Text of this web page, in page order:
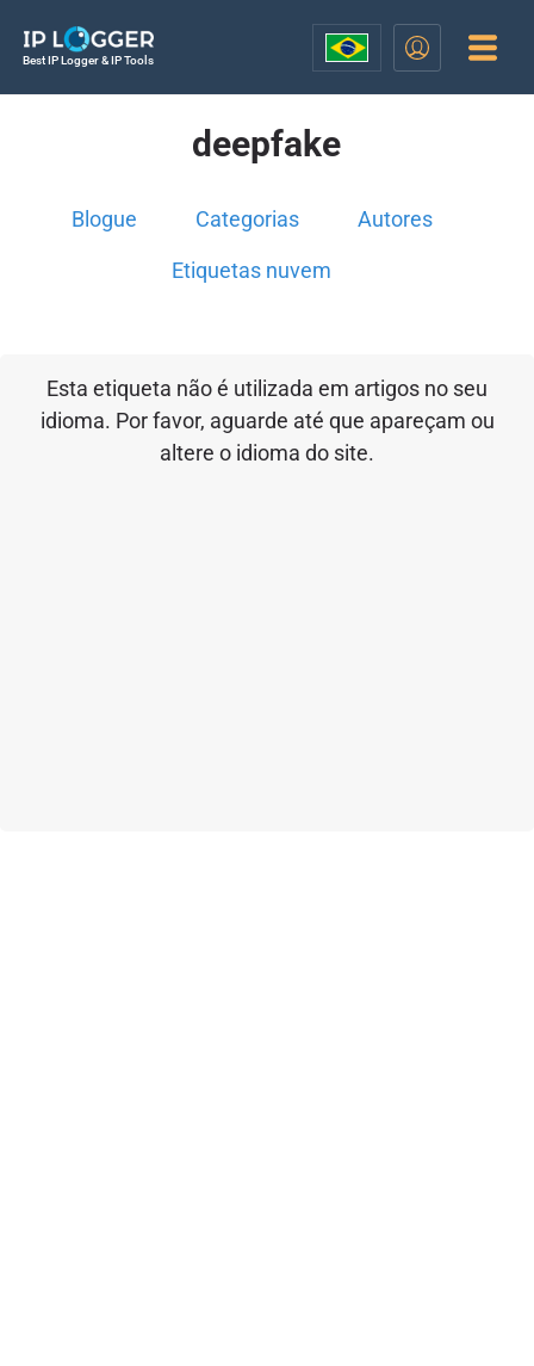
Best IP Logger & IP Tools
deepfake
Blogue Categorias Autores
Etiquetas nuvem